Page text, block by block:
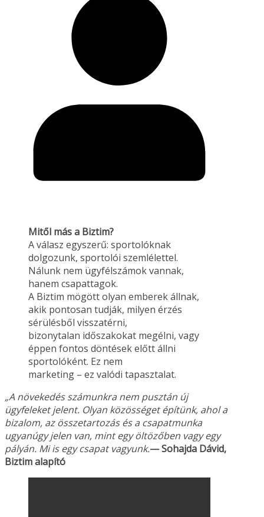
Mitől más a Biztim?
A válasz egyszerű: sportolóknak
dolgozunk, sportolói szemlélettel.
Nálunk nem ügyfélszámok vannak,
hanem csapattagok.
A Biztim mögött olyan emberek állnak,
akik pontosan tudják, milyen érzés
sérülésből visszatérni,
bizonytalan időszakokat megélni, vagy
éppen fontos döntések előtt állni
sportolóként. Ez nem
marketing – ez valódi tapasztalat.
„A növekedés számunkra nem pusztán új
ügyfeleket jelent. Olyan közösséget építünk, ahol a
bizalom, az összetartozás és a csapatmunka
ugyanúgy jelen van, mint egy öltözőben vagy egy
pályán. Mi is egy csapat vagyunk.— Sohajda Dávid,
Biztim alapító